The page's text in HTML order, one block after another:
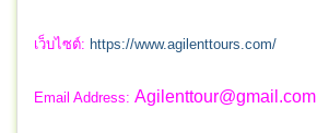
เว็บไซต์: https://www.agilenttours.com/
Email Address: Agilenttour@gmail.com